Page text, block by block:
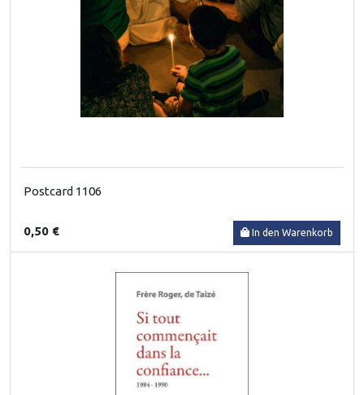
Postcard 1106
0,50 € In den Warenkorb